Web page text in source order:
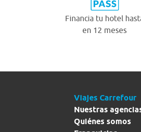
Financia tu hotel
en 12 meses
Viajes Carrefour
Nuestras
Quiénes somos